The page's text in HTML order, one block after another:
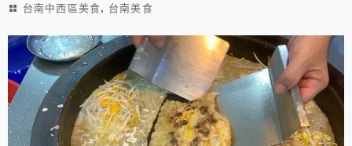
台南中西區美食, 台南美食